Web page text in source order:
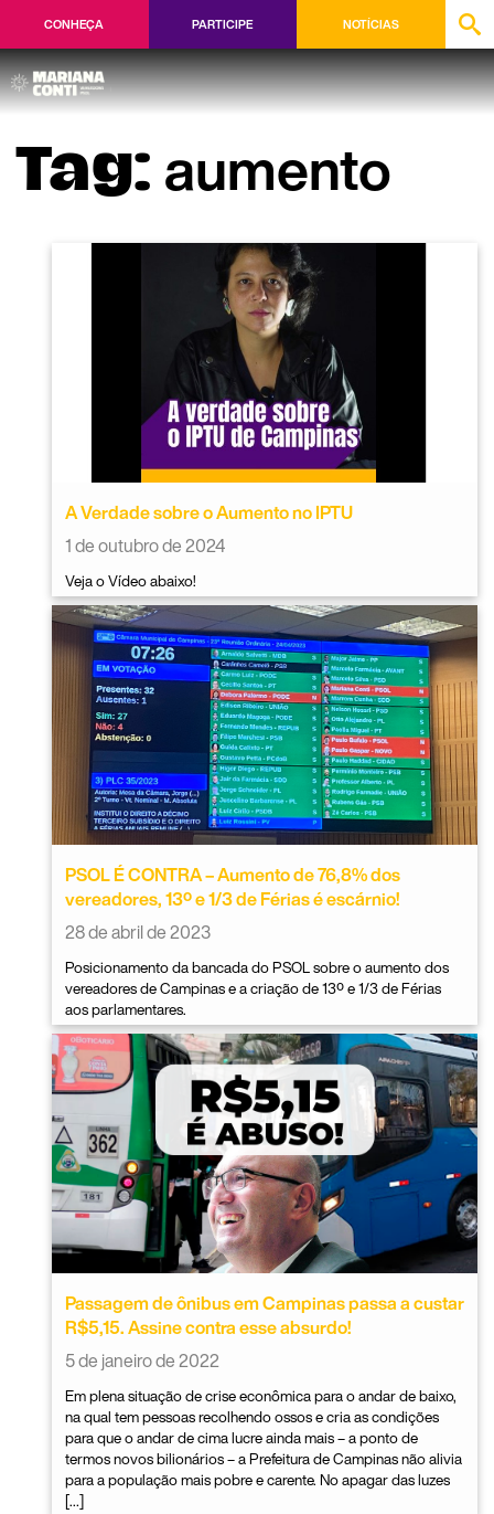
CONHEÇA PARTICIPE NOTÍCIAS
Tag: aumento
A Verdade sobre o Aumento no IPTU
1 de outubro de 2024
Veja o Vídeo abaixo!
PSOL É CONTRA – Aumento de 76,8% dos
vereadores, 13º e 1/3 de Férias é escárnio!
28 de abril de 2023
Posicionamento da bancada do PSOL sobre o aumento dos
vereadores de Campinas e a criação de 13º e 1/3 de Férias
aos parlamentares.
Passagem de ônibus em Campinas passa a custar
R$5,15. Assine contra esse absurdo!
5 de janeiro de 2022
Em plena situação de crise econômica para o andar de baixo,
na qual tem pessoas recolhendo ossos e cria as condições
para que o andar de cima lucre ainda mais – a ponto de
termos novos bilionários – a Prefeitura de Campinas não alivia
para a população mais pobre e carente. No apagar das luzes
[…]